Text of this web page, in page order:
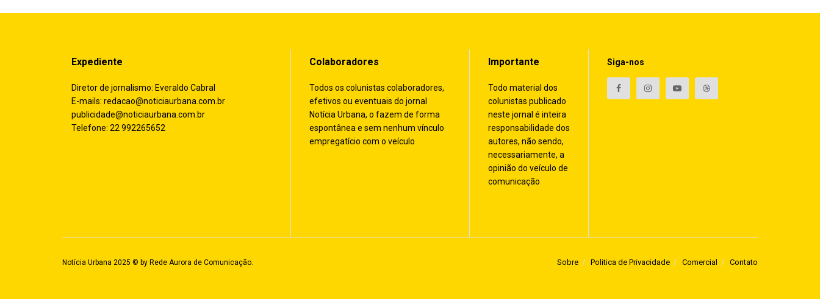
Expediente
Diretor de jornalismo: Everaldo Cabral
E-mails: redacao@noticiaurbana.com.br
publicidade@noticiaurbana.com.br
Telefone: 22 992265652
Colaboradores
Todos os colunistas colaboradores,
efetivos ou eventuais do jornal
Notícia Urbana, o fazem de forma
espontânea e sem nenhum vínculo
empregatício com o veículo
Importante
Todo material dos
colunistas publicado
neste jornal é inteira
responsabilidade dos
autores, não sendo,
necessariamente, a
opinião do veículo de
comunicação
Siga-nos
Sobre Politica de Privacidade Comercial Contato
Notícia Urbana 2025 © by Rede Aurora de Comunicação